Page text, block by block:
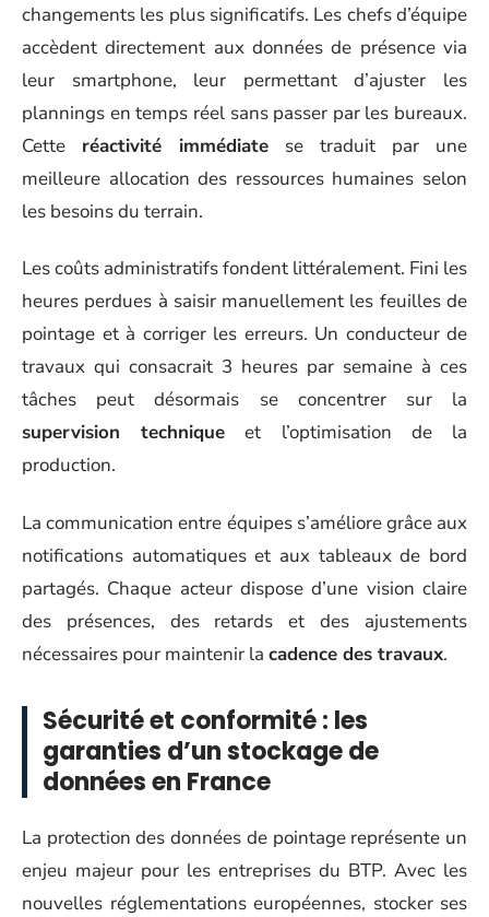
changements les plus significatifs. Les chefs d’équipe
accèdent directement aux données de présence via
leur smartphone, leur permettant d’ajuster les
plannings en temps réel sans passer par les bureaux.
Cette réactivité immédiate se traduit par une
meilleure allocation des ressources humaines selon
les besoins du terrain.
Les coûts administratifs fondent littéralement. Fini les
heures perdues à saisir manuellement les feuilles de
pointage et à corriger les erreurs. Un conducteur de
travaux qui consacrait 3 heures par semaine à ces
tâches peut désormais se concentrer sur la
supervision technique et l’optimisation de la
production.
La communication entre équipes s’améliore grâce aux
notifications automatiques et aux tableaux de bord
partagés. Chaque acteur dispose d’une vision claire
des présences, des retards et des ajustements
nécessaires pour maintenir la cadence des travaux.
Sécurité et conformité : les
garanties d’un stockage de
données en France
La protection des données de pointage représente un
enjeu majeur pour les entreprises du BTP. Avec les
nouvelles réglementations européennes, stocker ses